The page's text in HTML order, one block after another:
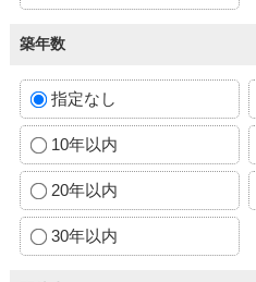
築年数
指定なし
10年以内
20年以内
30年以内